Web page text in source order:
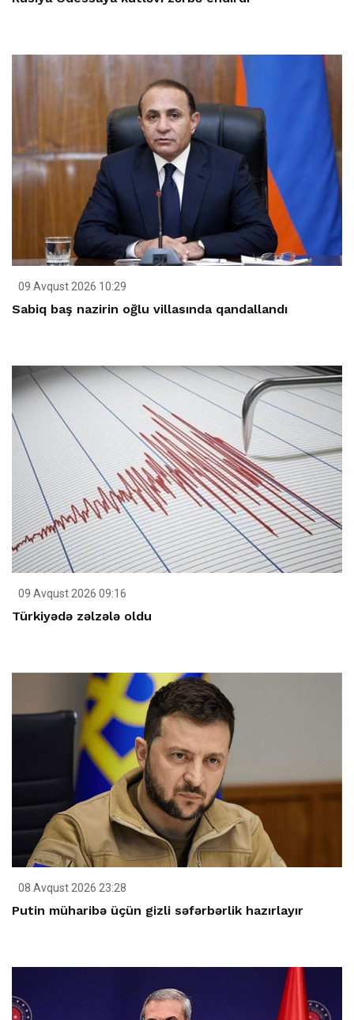
09 Avqust 2026 10:29
Sabiq baş nazirin oğlu villasında qandallandı
09 Avqust 2026 09:16
Türkiyədə zəlzələ oldu
08 Avqust 2026 23:28
Putin müharibə üçün gizli səfərbərlik hazırlayır